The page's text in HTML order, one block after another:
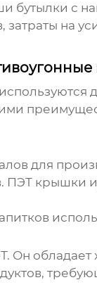
бутылки с
на
для
крышки
Он